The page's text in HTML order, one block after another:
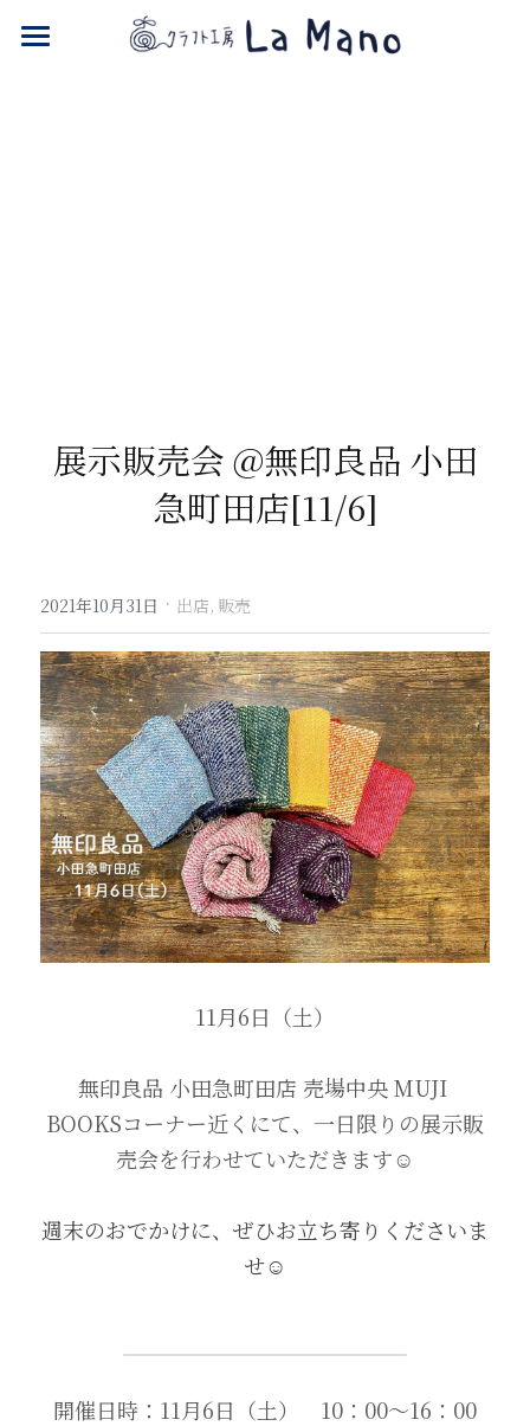
展示販売会 @無印良品 小田
急町田店[11/6]
2021年10月31日 · 出店, 販売
11月6日（土）
無印良品 小田急町田店 売場中央 MUJI
BOOKSコーナー近くにて、一日限りの展示販
売会を行わせていただきます☺️
週末のおでかけに、ぜひお立ち寄りくださいま
せ☺️
開催日時：11月6日（土）　10：00～16：00